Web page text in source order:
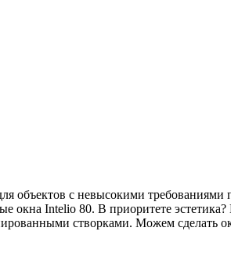
объектов с невысокими
окна Intelio 80. В приоритете
створками. Можем сделать